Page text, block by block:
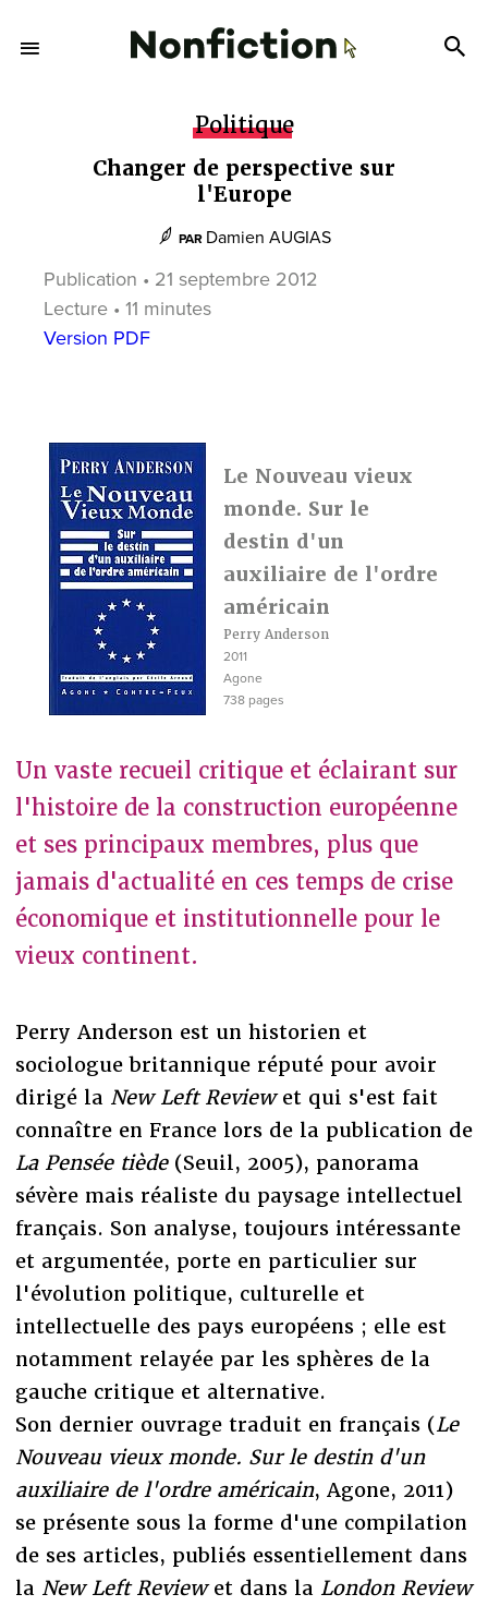
Politique
Changer de perspective sur
l'Europe
PAR Damien AUGIAS
Publication • 21 septembre 2012
Lecture • 11 minutes
Version PDF
Le Nouveau vieux
monde. Sur le
destin d'un
auxiliaire de l'ordre
américain
Perry Anderson
2011
Agone
738 pages
Un vaste recueil critique et éclairant sur
l'histoire de la construction européenne
et ses principaux membres, plus que
jamais d'actualité en ces temps de crise
économique et institutionnelle pour le
vieux continent.
Perry Anderson est un historien et
sociologue britannique réputé pour avoir
dirigé la New Left Reviewet qui s'est fait
connaître en France lors de la publication de
La Pensée tiède(Seuil, 2005), panorama
sévère mais réaliste du paysage intellectuel
français. Son analyse, toujours intéressante
et argumentée, porte en particulier sur
l'évolution politique, culturelle et
intellectuelle des pays européens ; elle est
notamment relayée par les sphères de la
gauche critique et alternative.
Son dernier ouvrage traduit en français (Le
Nouveau vieux monde. Sur le destin d'un
auxiliaire de l'ordre américain, Agone, 2011)
se présente sous la forme d'une compilation
de ses articles, publiés essentiellement dans
la New Left Reviewet dans la London Review